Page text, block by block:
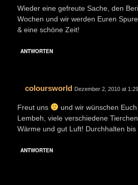
Wieder eine gefreute Sache, den
Wochen und wir werden Euren
& eine schöne Zeit!
ANTWORTEN
coloursworld Dezember 2, 2010 at
Freut uns
und wir wünschen
Lembeh, viele verschiedene
Wärme und gut Luft! Durchhalten bis
ANTWORTEN